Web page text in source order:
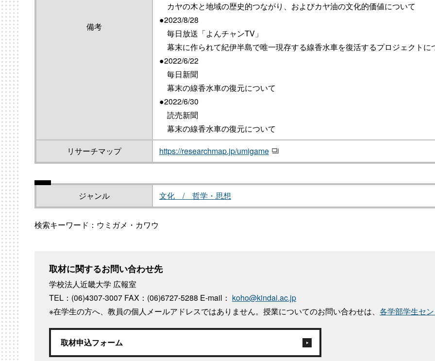
備考
カヤの木と地域の歴史的つながり、およびカヤ油の文化的価値について
●2023/8/28
毎日放送「よんチャンTV」
幕末に作られて紀伊半島で唯一現存する線香水車を復活するプロジェクトに
●2022/6/22
毎日新聞
幕末の線香水車の復元について
●2022/6/30
読売新聞
幕末の線香水車の復元について
リサーチマップ
https://researchmap.jp/umigame
ジャンル 文化 / 哲学・思想
検索キーワード：ウミガメ・カワウ
取材に関するお問い合わせ先
学校法人近畿大学 広報室
TEL：(06)4307-3007 FAX：(06)6727-5288 E-mail： koho@kindai.ac.jp
※在学生の方へ、教員の個人メールアドレスではありません。授業についてのお問い合わせは、 各学部学生セ
取材申込フォーム